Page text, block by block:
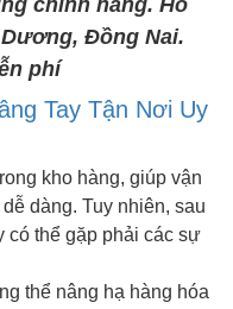
chính hãng. Hỗ
Đồng Nai.
phí
Tay Tận Nơi Uy
kho hàng, giúp vận
dàng. Tuy nhiên, sau
có thể gặp phải các sự
thể nâng hạ hàng hóa